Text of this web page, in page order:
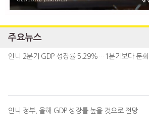
주요뉴스
인니 2분기 GDP 성장률 5.29%…1분기보다 둔화
인니 정부, 올해 GDP 성장률 높을 것으로 전망